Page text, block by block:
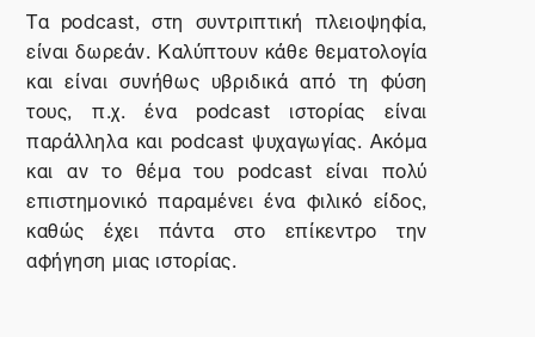
Τα podcast, στη συντριπτική πλειοψηφία,
είναι δωρεάν. Καλύπτουν κάθε θεματολογία
και είναι συνήθως υβριδικά από τη φύση
τους, π.χ. ένα podcast ιστορίας είναι
παράλληλα και podcast ψυχαγωγίας. Ακόμα
και αν το θέμα του podcast είναι πολύ
επιστημονικό παραμένει ένα φιλικό είδος,
καθώς έχει πάντα στο επίκεντρο την
αφήγηση μιας ιστορίας.